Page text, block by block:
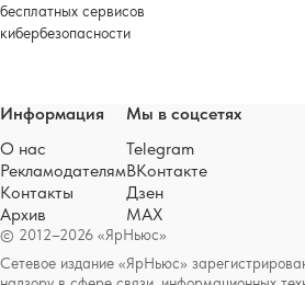
бесплатных сервисов
кибербезопасности
© 2012–2026 «ЯрНьюс»
Сетевое издание «ЯрНьюс»
Информация
О нас
Рекламодателям
Контакты
Архив
Мы в соцсетях
Telegram
ВКонтакте
Дзен
MAX